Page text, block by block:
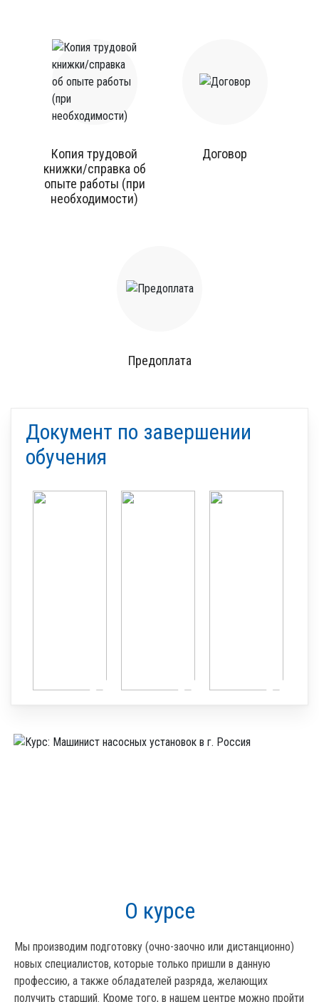
Копия трудовой
книжки/справка об
опыте работы (при
необходимости)
Договор
Предоплата
Документ по завершении
обучения
О курсе
Мы производим подготовку (очно-заочно или дистанционно)
новых специалистов, которые только пришли в данную
профессию, а также обладателей разряда, желающих
получить старший. Кроме того, в нашем центре можно пройти